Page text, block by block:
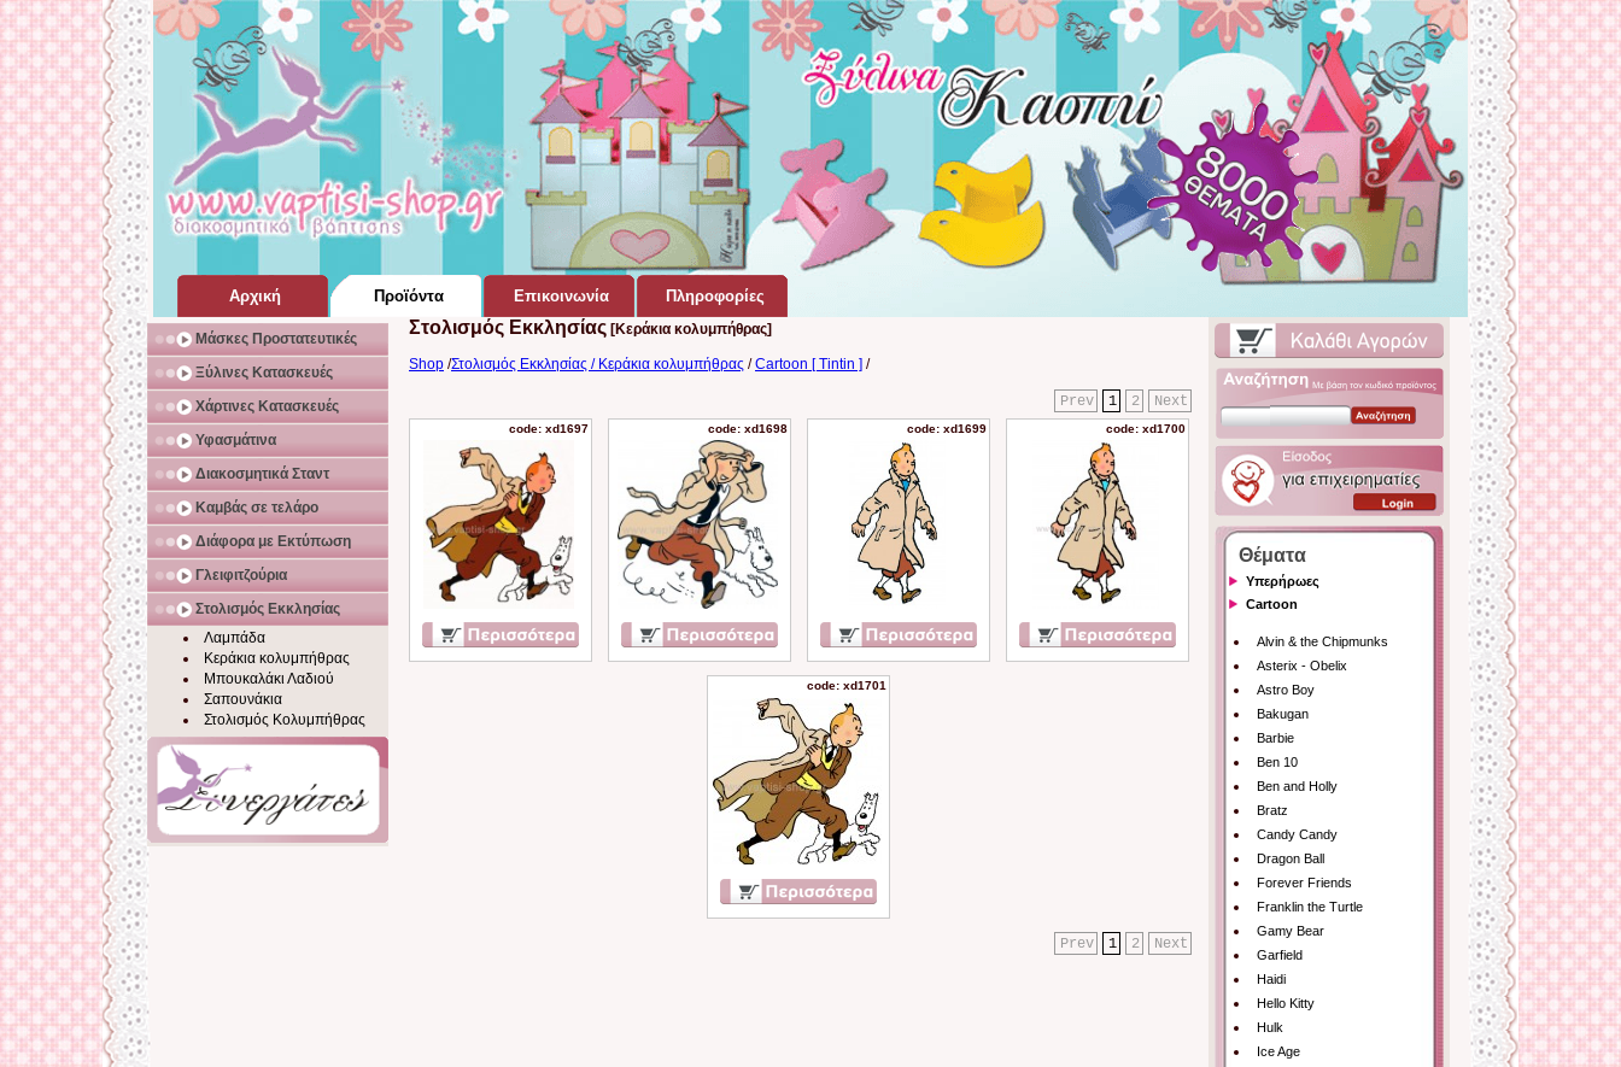
Αρχική
Σελίδα Home Page
Προϊόντα
για Βάπτιση
Επικοινωνία Πληροφορίες
Μάσκες Προστατευτικές
Ξύλινες Κατασκευές
Χάρτινες Κατασκευές
Υφασμάτινα
Διακοσμητικά Σταντ
Καμβάς σε τελάρο
Διάφορα με Εκτύπωση
Γλειφιτζούρια
Στολισμός Εκκλησίας
Λαμπάδα
Κεράκια κολυμπήθρας
Μπουκαλάκι Λαδιού
Σαπουνάκια
Στολισμός Κολυμπήθρας
Στολισμός Εκκλησίας [Κεράκια κολυμπήθρας]
Shop /Στολισμός Εκκλησίας / Κεράκια κολυμπήθρας /Cartoon [ Tintin ] /
Next
2
1
Prev
code: xd1697 code: xd1698 code: xd1699 code: xd1700
code: xd1701
Next
2
1
Prev
Θέματα
Υπερήρωες
Cartoon
Alvin & the Chipmunks
Asterix - Obelix
Astro Boy
Bakugan
Barbie
Ben 10
Ben and Holly
Bratz
Candy Candy
Dragon Ball
Forever Friends
Franklin the Turtle
Gamy Bear
Garfield
Haidi
Hello Kitty
Hulk
Ice Age